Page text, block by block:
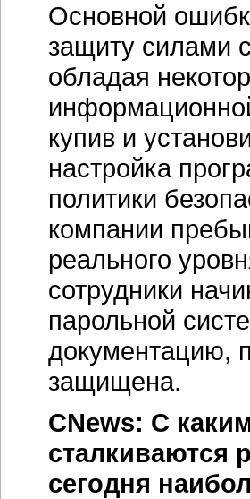
Основной
защиту силами
обладая
купив и
настройка
политики
компании
реального
сотрудники
парольной
документацию,
защищена.
CNews: С
сталкиваются
сегодня